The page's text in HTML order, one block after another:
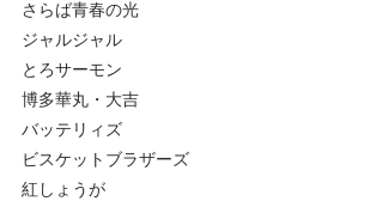
さらば青春の光
ジャルジャル
とろサーモン
博多華丸・大吉
バッテリィズ
ビスケットブラザーズ
紅しょうが